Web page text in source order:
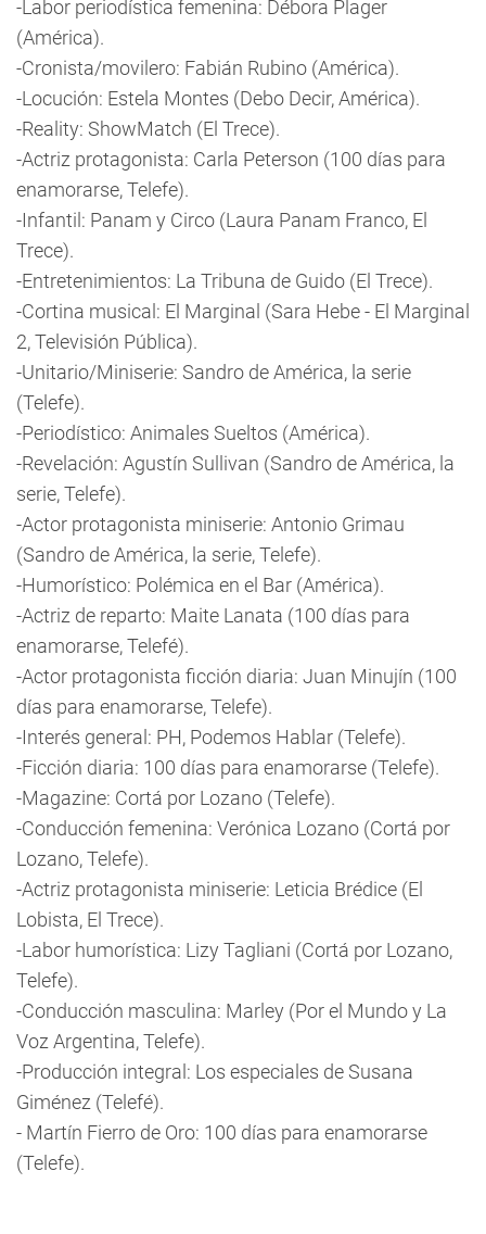
-Labor periodística femenina: Débora Plager
(América).
-Cronista/movilero: Fabián Rubino (América).
-Locución: Estela Montes (Debo Decir, América).
-Reality: ShowMatch (El Trece).
-Actriz protagonista: Carla Peterson (100 días para
enamorarse, Telefe).
-Infantil: Panam y Circo (Laura Panam Franco, El
Trece).
-Entretenimientos: La Tribuna de Guido (El Trece).
-Cortina musical: El Marginal (Sara Hebe - El Marginal
2, Televisión Pública).
-Unitario/Miniserie: Sandro de América, la serie
(Telefe).
-Periodístico: Animales Sueltos (América).
-Revelación: Agustín Sullivan (Sandro de América, la
serie, Telefe).
-Actor protagonista miniserie: Antonio Grimau
(Sandro de América, la serie, Telefe).
-Humorístico: Polémica en el Bar (América).
-Actriz de reparto: Maite Lanata (100 días para
enamorarse, Telefé).
-Actor protagonista ficción diaria: Juan Minujín (100
días para enamorarse, Telefe).
-Interés general: PH, Podemos Hablar (Telefe).
-Ficción diaria: 100 días para enamorarse (Telefe).
-Magazine: Cortá por Lozano (Telefe).
-Conducción femenina: Verónica Lozano (Cortá por
Lozano, Telefe).
-Actriz protagonista miniserie: Leticia Brédice (El
Lobista, El Trece).
-Labor humorística: Lizy Tagliani (Cortá por Lozano,
Telefe).
-Conducción masculina: Marley (Por el Mundo y La
Voz Argentina, Telefe).
-Producción integral: Los especiales de Susana
Giménez (Telefé).
- Martín Fierro de Oro: 100 días para enamorarse
(Telefe).